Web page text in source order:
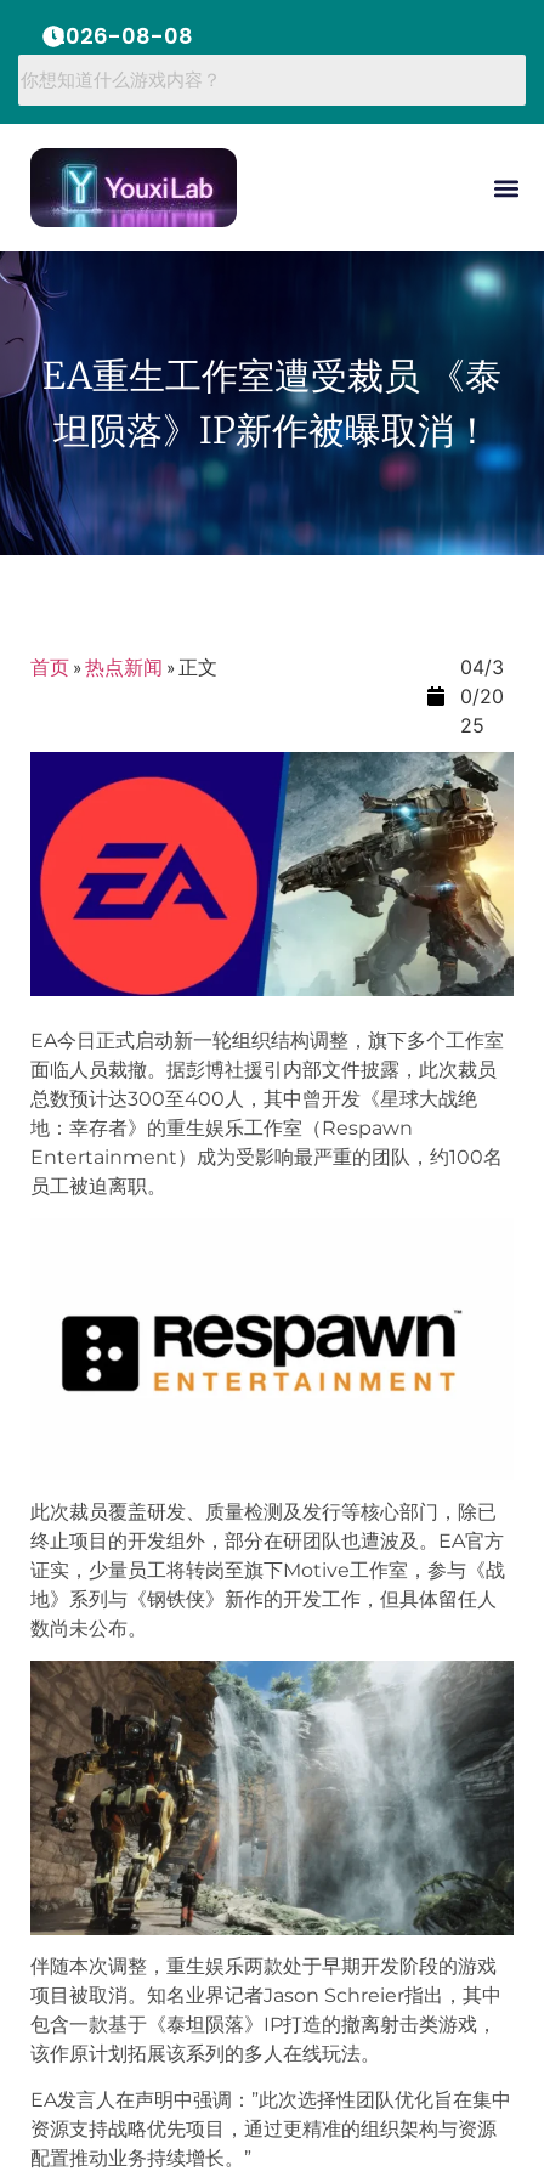
2026-08-08
EA重生工作室遭受裁员 《泰
坦陨落》IP新作被曝取消！
首页 »热点新闻 » 正文
04/3
0/20
25
EA今日正式启动新一轮组织结构调整，旗下多个工作室
面临人员裁撤。据彭博社援引内部文件披露，此次裁员
总数预计达300至400人，其中曾开发《星球大战绝
地：幸存者》的重生娱乐工作室（Respawn
Entertainment）成为受影响最严重的团队，约100名
员工被迫离职。
此次裁员覆盖研发、质量检测及发行等核心部门，除已
终止项目的开发组外，部分在研团队也遭波及。EA官方
证实，少量员工将转岗至旗下Motive工作室，参与《战
地》系列与《钢铁侠》新作的开发工作，但具体留任人
数尚未公布。
伴随本次调整，重生娱乐两款处于早期开发阶段的游戏
项目被取消。知名业界记者Jason Schreier指出，其中
包含一款基于《泰坦陨落》IP打造的撤离射击类游戏，
该作原计划拓展该系列的多人在线玩法。
EA发言人在声明中强调：”此次选择性团队优化旨在集中
资源支持战略优先项目，通过更精准的组织架构与资源
配置推动业务持续增长。”